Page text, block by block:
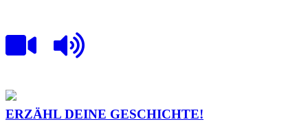
ERZÄHL DEINE GESCHICHTE!